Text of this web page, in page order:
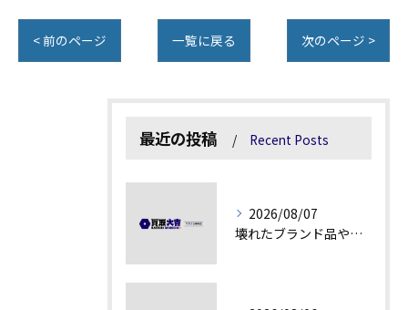
< 前のページ 一覧に戻る 次のページ >
最近の投稿 Recent Posts
2026/08/07
壊れたブランド品や古物の価値を見極める秘訣